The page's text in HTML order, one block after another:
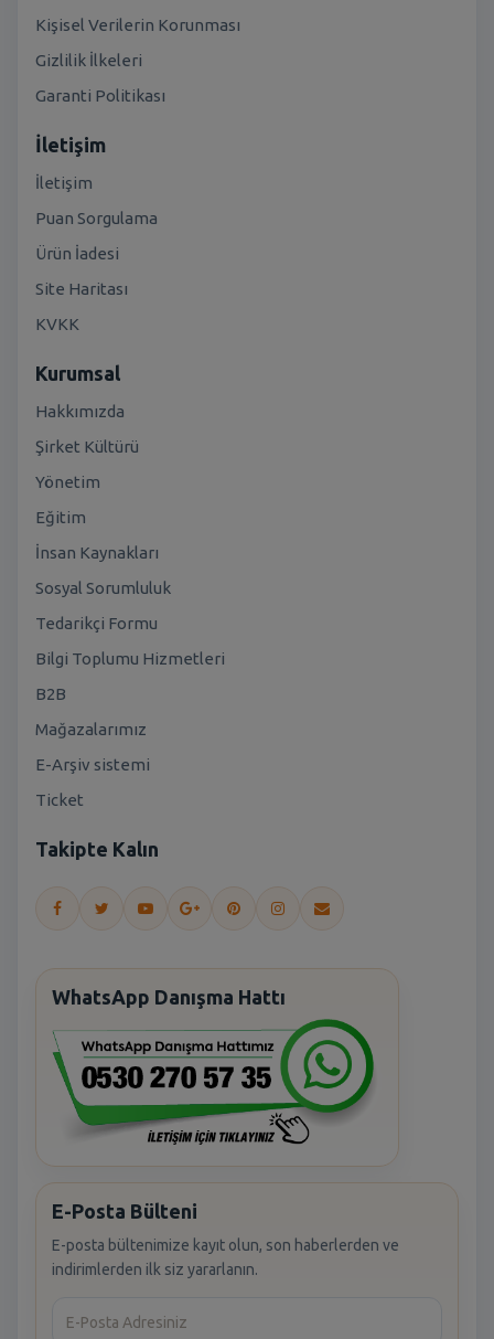
Kişisel Verilerin Korunması
Gizlilik İlkeleri
Garanti Politikası
İletişim
İletişim
Puan Sorgulama
Ürün İadesi
Site Haritası
KVKK
Kurumsal
Hakkımızda
Şirket Kültürü
Yönetim
Eğitim
İnsan Kaynakları
Sosyal Sorumluluk
Tedarikçi Formu
Bilgi Toplumu Hizmetleri
B2B
Mağazalarımız
E-Arşiv sistemi
Ticket
Takipte Kalın
WhatsApp Danışma Hattı
E-Posta Bülteni
E-posta bültenimize kayıt olun, son haberlerden ve
indirimlerden ilk siz yararlanın.